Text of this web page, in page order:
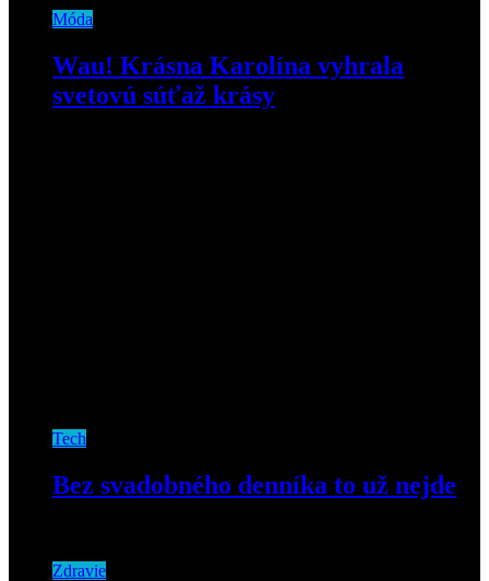
Móda
Wau! Krásna Karolína vyhrala
svetovú súťaž krásy
Tech
Bez svadobného denníka to už nejde
Zdravie